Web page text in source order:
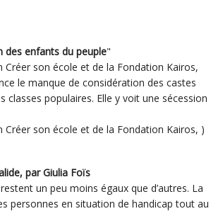
des enfants du peuple"
Créer son école et de la Fondation Kairos,
le manque de considération des castes
populaires. Elle y voit une sécession
Créer son école et de la Fondation Kairos, )
par Giulia Foïs
un peu moins égaux que d’autres. La
personnes en situation de handicap tout au